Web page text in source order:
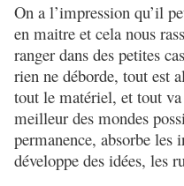
On a l’impression qu’il
en maitre et cela nous
ranger dans des petites
rien ne déborde, tout est
tout le matériel, et tout
meilleur des mondes
permanence, absorbe les
développe des idées, les